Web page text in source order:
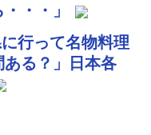
・・」
行って名物料理
る？」日本各